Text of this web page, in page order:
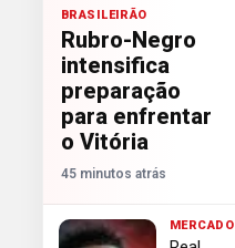
BRASILEIRÃO
Rubro-Negro
intensifica
preparação
para enfrentar
o Vitória
45 minutos atrás
MERCADO